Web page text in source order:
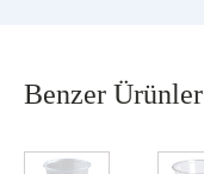
Benzer Ürünler